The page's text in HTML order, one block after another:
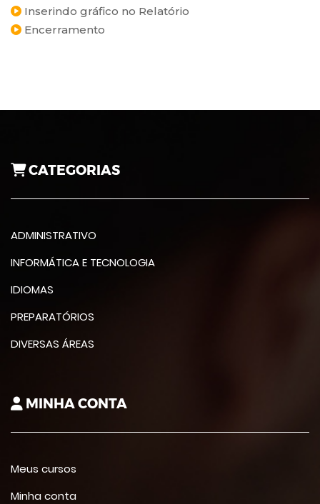
Inserindo gráfico no Relatório
Encerramento
CATEGORIAS
ADMINISTRATIVO
INFORMÁTICA E TECNOLOGIA
IDIOMAS
PREPARATÓRIOS
DIVERSAS ÁREAS
MINHA CONTA
Meus cursos
Minha conta